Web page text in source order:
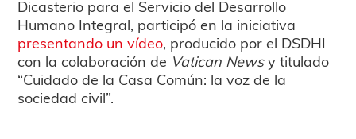
Dicasterio para el Servicio del Desarrollo
Humano Integral, participó en la iniciativa
presentando un vídeo, producido por el DSDHI
con la colaboración de Vatican Newsy titulado
“Cuidado de la Casa Común: la voz de la
sociedad civil”.